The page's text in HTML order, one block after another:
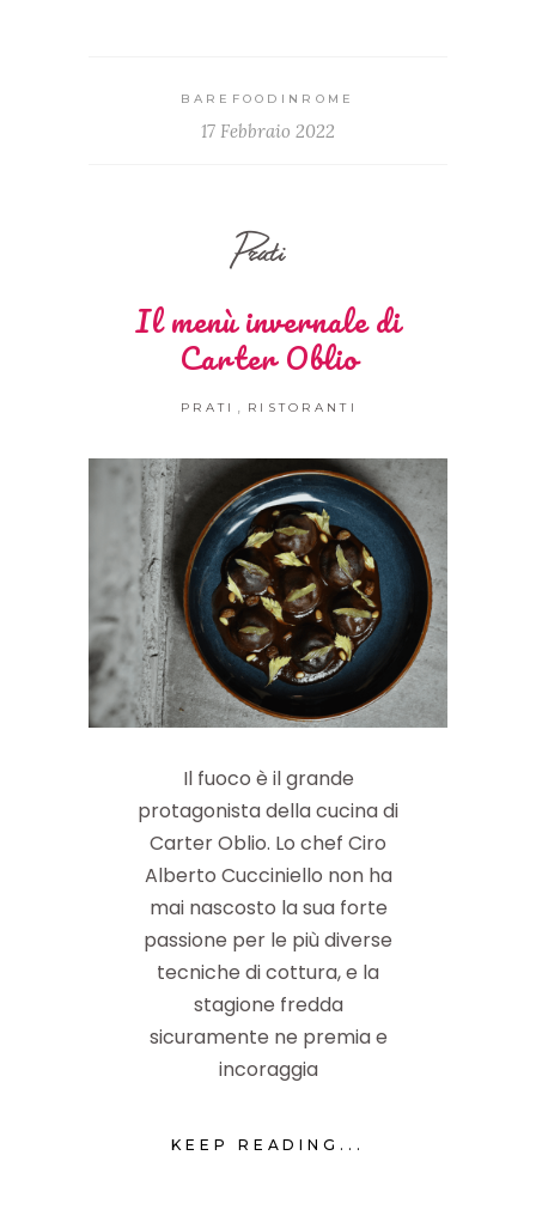
BAREFOODINROME
17 Febbraio 2022
Prati
Il menù invernale di
Carter Oblio
PRATI RISTORANTI
Il fuoco è il grande
protagonista della cucina di
Carter Oblio. Lo chef Ciro
Alberto Cucciniello non ha
mai nascosto la sua forte
passione per le più diverse
tecniche di cottura, e la
stagione fredda
sicuramente ne premia e
incoraggia
KEEP READING...